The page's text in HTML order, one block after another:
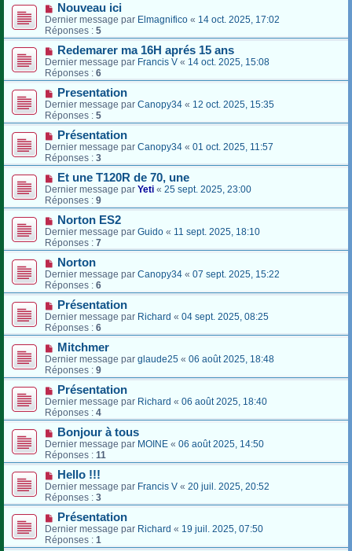
Nouveau ici
Dernier message par Elmagnifico « 14 oct. 2025, 17:02
Réponses : 5
Redemarer ma 16H aprés 15 ans
Dernier message par Francis V « 14 oct. 2025, 15:08
Réponses : 6
Presentation
Dernier message par Canopy34 « 12 oct. 2025, 15:35
Réponses : 5
Présentation
Dernier message par Canopy34 « 01 oct. 2025, 11:57
Réponses : 3
Et une T120R de 70, une
Dernier message par Yeti « 25 sept. 2025, 23:00
Réponses : 9
Norton ES2
Dernier message par Guido « 11 sept. 2025, 18:10
Réponses : 7
Norton
Dernier message par Canopy34 « 07 sept. 2025, 15:22
Réponses : 6
Présentation
Dernier message par Richard « 04 sept. 2025, 08:25
Réponses : 6
Mitchmer
Dernier message par glaude25 « 06 août 2025, 18:48
Réponses : 9
Présentation
Dernier message par Richard « 06 août 2025, 18:40
Réponses : 4
Bonjour à tous
Dernier message par MOINE « 06 août 2025, 14:50
Réponses : 11
Hello !!!
Dernier message par Francis V « 20 juil. 2025, 20:52
Réponses : 3
Présentation
Dernier message par Richard « 19 juil. 2025, 07:50
Réponses : 1